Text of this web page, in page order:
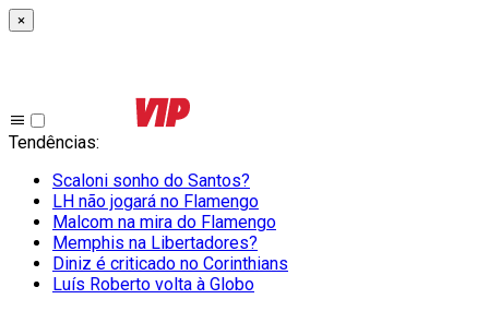
×
Tendências:
Scaloni sonho do Santos?
LH não jogará no Flamengo
Malcom na mira do Flamengo
Memphis na Libertadores?
Diniz é criticado no Corinthians
Luís Roberto volta à Globo